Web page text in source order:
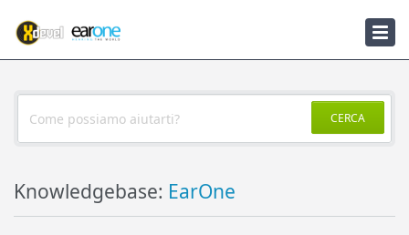
Notizie
CERCA
Knowledgebase: EarOne